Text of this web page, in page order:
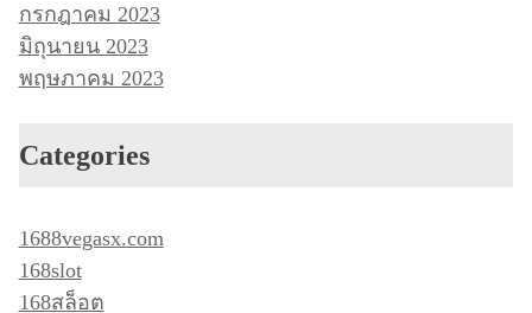
กรกฎาคม 2023
มิถุนายน 2023
พฤษภาคม 2023
Categories
1688vegasx.com
168slot
168สล็อต